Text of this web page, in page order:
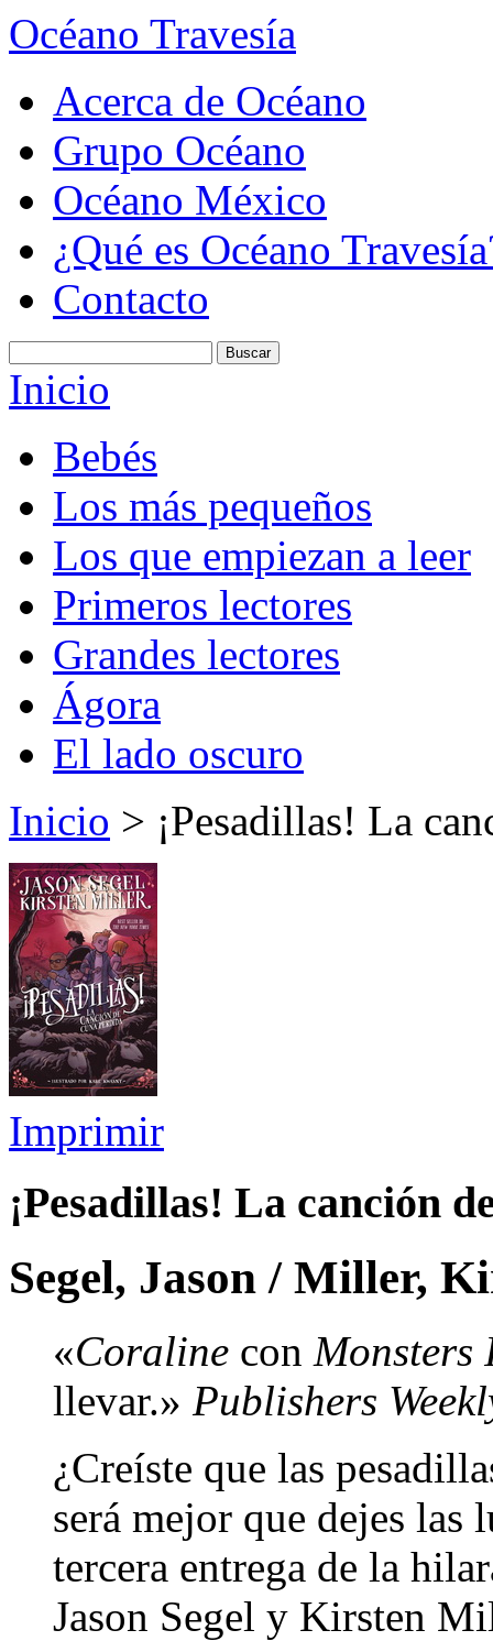
Océano Travesía
Acerca de Océano
Grupo Océano
Océano México
¿Qué es Océano
Contacto
Inicio
Bebés
Los más pequeños
Los que empiezan a leer
Primeros lectores
Grandes lectores
Ágora
El lado oscuro
Inicio > ¡Pesadillas! La
Imprimir
¡Pesadillas! La canción
Segel, Jason / Miller,
«Coraline con Monsters
llevar.» Publishers
¿Creíste que las
será mejor que dejes las
tercera entrega de la
Jason Segel y Kirsten